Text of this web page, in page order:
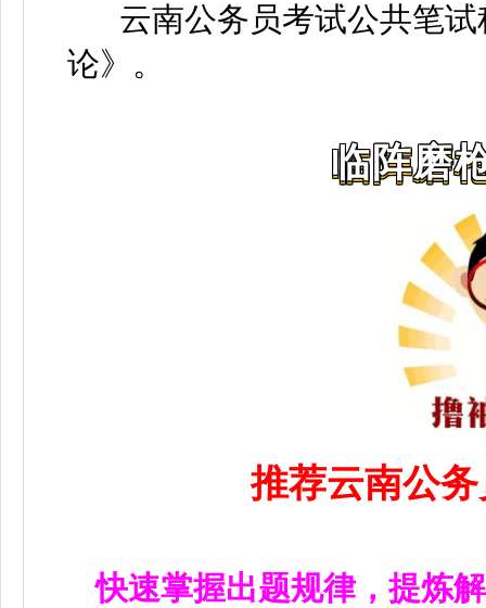
云南公务员考试公共笔试
论》 。
临阵磨
推荐云南公
快速掌握出题规律，提炼